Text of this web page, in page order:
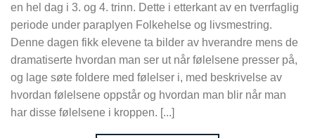
en hel dag i 3. og 4. trinn. Dette i etterkant av en tverrfaglig
periode under paraplyen Folkehelse og livsmestring.
Denne dagen fikk elevene ta bilder av hverandre mens de
dramatiserte hvordan man ser ut når følelsene presser på,
og lage søte foldere med følelser i, med beskrivelse av
hvordan følelsene oppstår og hvordan man blir når man
har disse følelsene i kroppen. [...]